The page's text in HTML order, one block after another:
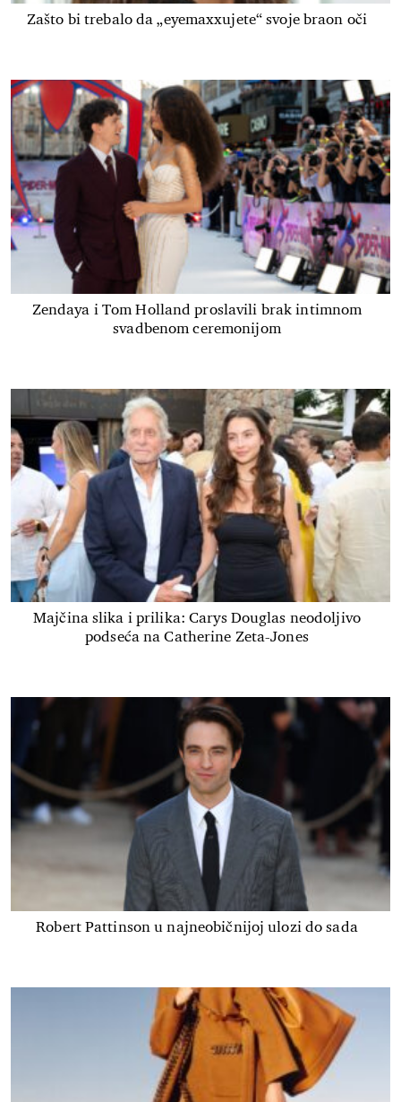
Zašto bi trebalo da „eyemaxxujete“ svoje braon oči
Zendaya i Tom Holland proslavili brak intimnom
svadbenom ceremonijom
Majčina slika i prilika: Carys Douglas neodoljivo
podseća na Catherine Zeta-Jones
Robert Pattinson u najneobičnijoj ulozi do sada